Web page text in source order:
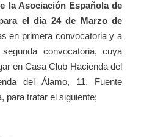
la Asociación Española de
el día 24 de Marzo de
en primera convocatoria y a
convocatoria, cuya
en Casa Club Hacienda del
del Álamo, 11. Fuente
para tratar el siguiente;